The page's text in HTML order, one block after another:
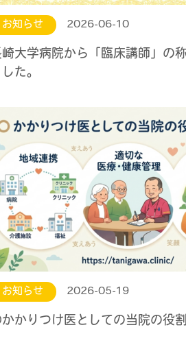
お知らせ 2026-06-10
大学病院から「臨床講師」の
た。
お知らせ 2026-05-19
かかりつけ医としての当院の役